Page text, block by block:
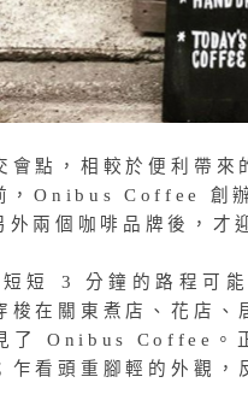
點，相較於便利帶來
，Onibus Coffee 創
兩個咖啡品牌後，才
短 3 分鐘的路程可
在關東煮店、花店、
了 Onibus Coffee。
看頭重腳輕的外觀，